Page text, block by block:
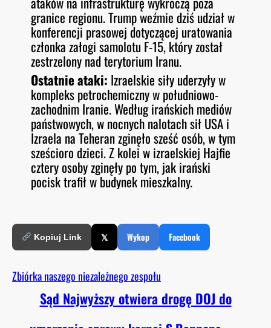
granice regionu. Trump weźmie dziś udział w
konferencji prasowej dotyczącej uratowania
członka załogi samolotu F-15, który został
zestrzelony nad terytorium Iranu.
Ostatnie ataki: Izraelskie siły uderzyły w
kompleks petrochemiczny w południowo-
zachodnim Iranie. Według irańskich mediów
państwowych, w nocnych nalotach sił USA i
Izraela na Teheran zginęło sześć osób, w tym
sześcioro dzieci. Z kolei w izraelskiej Hajfie
cztery osoby zginęły po tym, jak irański
pocisk trafił w budynek mieszkalny.
Kopiuj Link 𝕏 Wykop Facebook
Zbiórka naszego niezależnego zespołu
Sąd Najwyższy otwiera drogę DOJ do